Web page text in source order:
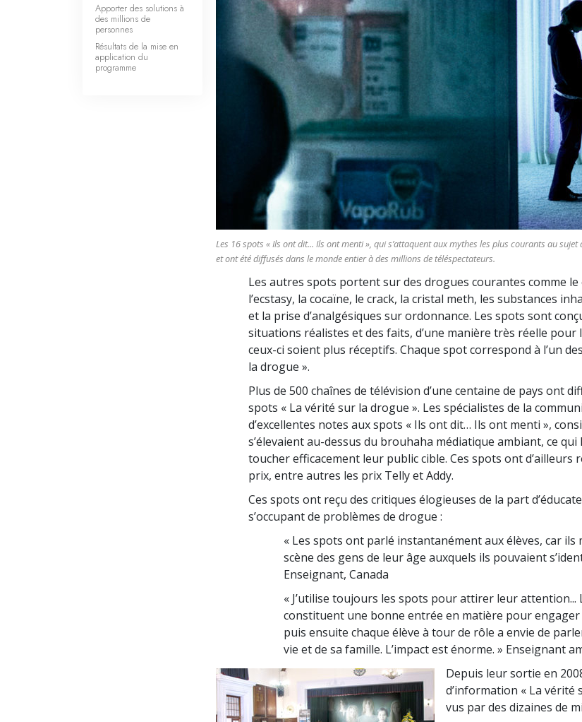
Les 16 spots « Ils ont dit... Ils ont menti », qui s’attaquent aux mythes les plus courants au
et ont été diffusés dans le monde entier à des millions de téléspectateurs.
Les autres spots portent sur des drogues courantes comme le
l’ecstasy, la cocaïne, le crack, la cristal meth, les substances
et la prise d’analgésiques sur ordonnance. Les spots sont
situations réalistes et des faits, d’une manière très réelle pour
ceux-ci soient plus réceptifs. Chaque spot correspond à l’un
la drogue ».
Plus de 500 chaînes de télévision d’une centaine de pays ont
spots « La vérité sur la drogue ». Les spécialistes de la
d’excellentes notes aux spots « Ils ont dit… Ils ont menti »,
s’élevaient au-dessus du brouhaha médiatique ambiant, ce
toucher efficacement leur public cible. Ces spots ont d’ailleurs
prix, entre autres les prix Telly et Addy.
Ces spots ont reçu des critiques élogieuses de la part
s’occupant de problèmes de drogue :
« Les spots ont parlé instantanément aux élèves, car ils
scène des gens de leur âge auxquels ils pouvaient
Enseignant, Canada
« J’utilise toujours les spots pour attirer leur attention...
constituent une bonne entrée en matière pour engager
puis ensuite chaque élève à tour de rôle a envie de
vie et de sa famille. L’impact est énorme. » Enseignant
Depuis leur sortie en
d’information « La vérité
vus par des dizaines de
Apporter des solutions à
des millions de
personnes
Résultats de la mise en
application du
programme